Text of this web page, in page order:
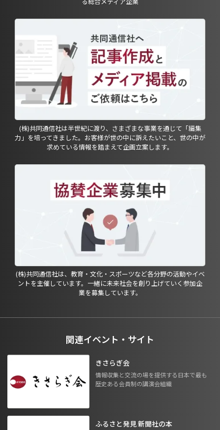
(株)共同通信社は半世紀に渡り、さまざまな事業を通じて「編集
力」を培ってきました。お客様が世の中に訴えたいこと、世の中が
求めている情報を踏まえて企画立案します。
(株)共同通信社は、教育・文化・スポーツなど各分野の活動やイベ
ントを主催しています。一緒に未来社会を創り上げていく参加企
業を募集しています。
関連イベント・サイト
きさらぎ会
情報収集と交流の場を提供する日本で最も
歴史ある会員制の講演会組織
ふるさと発見 新聞社の本